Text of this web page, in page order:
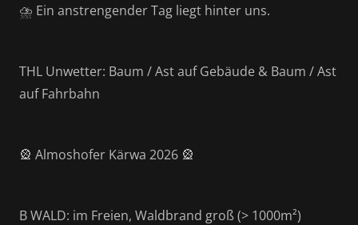
⛈️ Ein anstrengender Tag liegt hinter uns.
THL Unwetter: Baum / Ast auf Gebäude & Baum / Ast
auf Fahrbahn
🎡 Almoshofer Kärwa 2026 🎡
B WALD: im Freien, Waldbrand groß (> 1000m²)